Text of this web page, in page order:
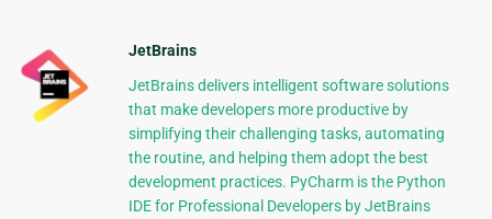
JetBrains
JetBrains delivers intelligent software solutions
that make developers more productive by
simplifying their challenging tasks, automating
the routine, and helping them adopt the best
development practices. PyCharm is the Python
IDE for Professional Developers by JetBrains